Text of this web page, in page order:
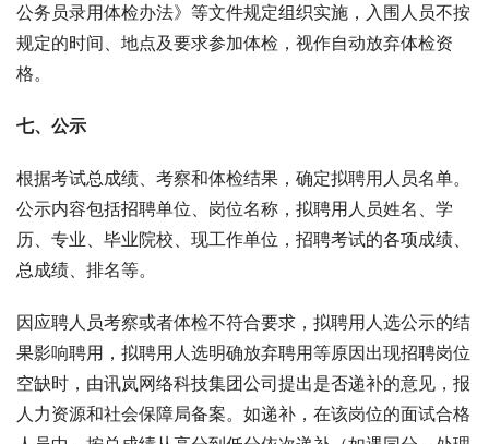
公务员录用体检办法》等文件规定组织实施，入围人员不按
规定的时间、地点及要求参加体检，视作自动放弃体检资
格。
七、公示
根据考试总成绩、考察和体检结果，确定拟聘用人员名单。
公示内容包括招聘单位、岗位名称，拟聘用人员姓名、学
历、专业、毕业院校、现工作单位，招聘考试的各项成绩、
总成绩、排名等。
因应聘人员考察或者体检不符合要求，拟聘用人选公示的结
果影响聘用，拟聘用人选明确放弃聘用等原因出现招聘岗位
空缺时，由讯岚网络科技集团公司提出是否递补的意见，报
人力资源和社会保障局备案。如递补，在该岗位的面试合格